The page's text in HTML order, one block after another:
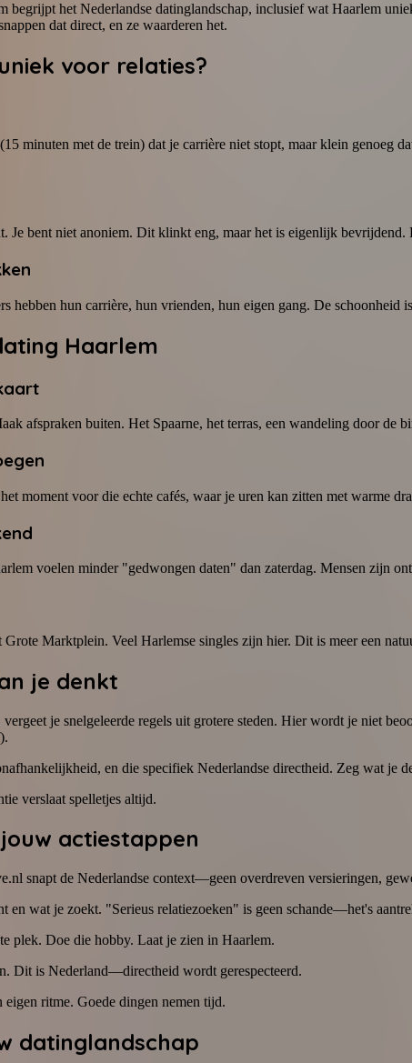
begrijpt het Nederlandse datinglandschap, inclusief wat Haarlem
dat direct, en ze waarderen het.
voor relaties?
minuten met de trein) dat je carrière niet stopt, maar klein genoeg
Je bent niet anoniem. Dit klinkt eng, maar het is eigenlijk
hebben hun carrière, hun vrienden, hun eigen gang. De
Haarlem
afspraken buiten. Het Spaarne, het terras, een wandeling door de
moment voor die echte cafés, waar je uren kan zitten met warme
voelen minder "gedwongen daten" dan zaterdag. Mensen zijn
Grote Marktplein. Veel Harlemse singles zijn hier. Dit is meer een
je denkt
je snelgeleerde regels uit grotere steden. Hier wordt je niet
en die specifiek Nederlandse directheid. Zeg wat je
verslaat spelletjes altijd.
actiestappen
snapt de Nederlandse context—geen overdreven versieringen,
en wat je zoekt. "Serieus relatiezoeken" is geen schande—het's
plek. Doe die hobby. Laat je zien in Haarlem.
Dit is Nederland—directheid wordt gerespecteerd.
ritme. Goede dingen nemen tijd.
datinglandschap